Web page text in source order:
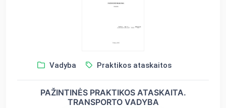
Vadyba Praktikos ataskaitos
PAŽINTINĖS PRAKTIKOS ATASKAITA.
TRANSPORTO VADYBA